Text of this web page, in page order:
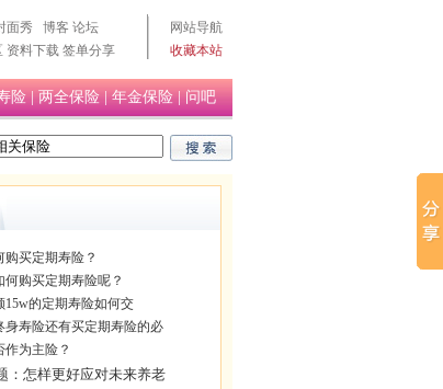
面秀 博客 论坛
资料下载 签单分享
网站导航
收藏本站
险|两全保险|年金保险|问吧
购买定期寿险？
何购买定期寿险呢？
15w的定期寿险如何交
身寿险还有买定期寿险的必
作为主险？